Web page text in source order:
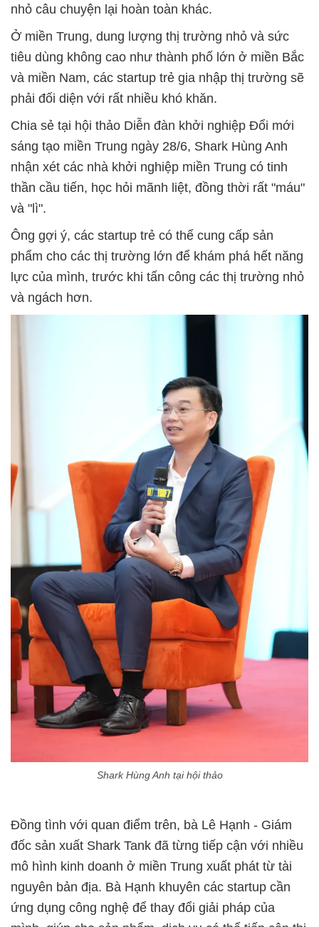
nhỏ câu chuyện lại hoàn toàn khác.
Ở miền Trung, dung lượng thị trường nhỏ và sức
tiêu dùng không cao như thành phố lớn ở miền Bắc
và miền Nam, các startup trẻ gia nhập thị trường sẽ
phải đối diện với rất nhiều khó khăn.
Chia sẻ tại hội thảo Diễn đàn khởi nghiệp Đổi mới
sáng tạo miền Trung ngày 28/6, Shark Hùng Anh
nhận xét các nhà khởi nghiệp miền Trung có tinh
thần cầu tiến, học hỏi mãnh liệt, đồng thời rất "máu"
và "lì".
Ông gợi ý, các startup trẻ có thể cung cấp sản
phẩm cho các thị trường lớn để khám phá hết năng
lực của mình, trước khi tấn công các thị trường nhỏ
và ngách hơn.
Shark Hùng Anh tại hội thảo
Đồng tình với quan điểm trên, bà Lê Hạnh - Giám
đốc sản xuất Shark Tank đã từng tiếp cận với nhiều
mô hình kinh doanh ở miền Trung xuất phát từ tài
nguyên bản địa. Bà Hạnh khuyên các startup cần
ứng dụng công nghệ để thay đổi giải pháp của